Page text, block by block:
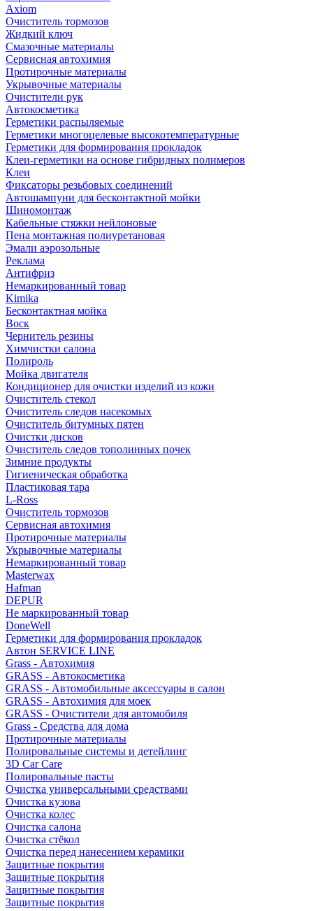
Axiom
Очиститель тормозов
Жидкий ключ
Смазочные материалы
Сервисная автохимия
Протирочные материалы
Укрывочные материалы
Очистители рук
Автокосметика
Герметики распыляемые
Герметики многоцелевые высокотемпературные
Герметики для формирования прокладок
Клеи-герметики на основе гибридных полимеров
Клеи
Фиксаторы резьбовых соединений
Автошампуни для бесконтактной мойки
Шиномонтаж
Кабельные стяжки нейлоновые
Пена монтажная полиуретановая
Эмали аэрозольные
Реклама
Антифриз
Немаркированный товар
Kimika
Бесконтактная мойка
Воск
Чернитель резины
Химчистки салона
Полироль
Мойка двигателя
Кондиционер для очистки изделий из кожи
Очиститель стекол
Очиститель следов насекомых
Очиститель битумных пятен
Очистки дисков
Очиститель следов тополинных почек
Зимние продукты
Гигиеническая обработка
Пластиковая тара
L-Ross
Очиститель тормозов
Сервисная автохимия
Протирочные материалы
Укрывочные материалы
Немаркированный товар
Masterwax
Hafman
DEPUR
Не маркированный товар
DoneWell
Герметики для формирования прокладок
Автон SERVICE LINE
Grass - Автохимия
GRASS - Автокосметика
GRASS - Автомобильные аксессуары в салон
GRASS - Автохимия для моек
GRASS - Очистители для автомобиля
Grass - Средства для дома
Протирочные материалы
Полировальные системы и детейлинг
3D Car Care
Полировальные пасты
Очистка универсальными средствами
Очистка кузова
Очистка колес
Очистка салона
Очистка стёкол
Очистка перед нанесением керамики
Защитные покрытия
Защитные покрытия
Защитные покрытия
Защитные покрытия